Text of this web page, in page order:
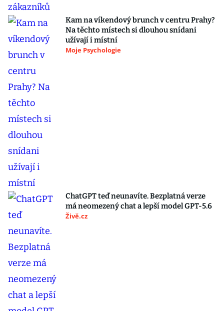
Kam na víkendový brunch v centru Prahy?
Na těchto místech si dlouhou snídani
užívají i místní
Moje Psychologie
ChatGPT teď neunavíte. Bezplatná verze
má neomezený chat a lepší model GPT-5.6
Živě.cz